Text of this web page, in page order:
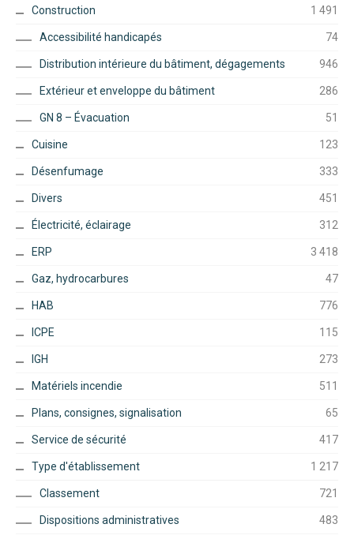
Construction 1 491
Accessibilité handicapés 74
Distribution intérieure du bâtiment, dégagements 946
Extérieur et enveloppe du bâtiment 286
GN 8 – Évacuation 51
Cuisine 123
Désenfumage 333
Divers 451
Électricité, éclairage 312
ERP 3 418
Gaz, hydrocarbures 47
HAB 776
ICPE 115
IGH 273
Matériels incendie 511
Plans, consignes, signalisation 65
Service de sécurité 417
Type d'établissement 1 217
Classement 721
Dispositions administratives 483